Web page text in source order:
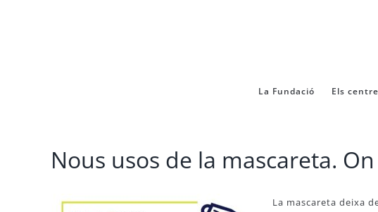
La Fundació Els
Nous usos de la mascareta.
La mascareta deixa